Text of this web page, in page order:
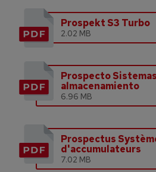
Prospekt S3 Turbo
2.02 MB
Prospecto
almacenamiento
6.96 MB
Prospectus
d'accumulateurs
7.02 MB